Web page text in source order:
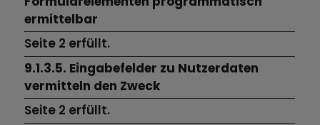
ermittelbar
Seite 2 erfüllt.
9.1.3.5. Eingabefelder zu Nutzerdaten
vermitteln den Zweck
Seite 2 erfüllt.